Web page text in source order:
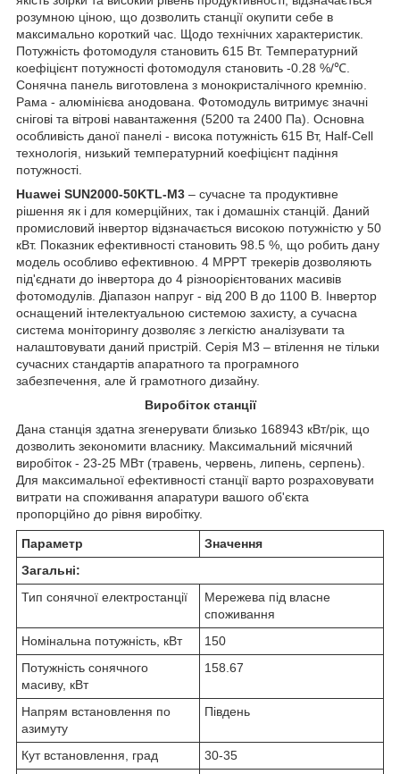
розумною ціною, що дозволить станції окупити себе в
максимально короткий час. Щодо технічних характеристик.
Потужність фотомодуля становить 615 Вт. Температурний
коефіцієнт потужності фотомодуля становить -0.28 %/℃.
Сонячна панель виготовлена з монокристалічного кремнію.
Рама - алюмінієва анодована. Фотомодуль витримує значні
снігові та вітрові навантаження (5200 та 2400 Па). Основна
особливість даної панелі - висока потужність 615 Вт, Half-Cell
технологія, низький температурний коефіцієнт падіння
потужності.
Huawei SUN2000-50KTL-M3 – сучасне та продуктивне
рішення як і для комерційних, так і домашніх станцій. Даний
промисловий інвертор відзначається високою потужністю у 50
кВт. Показник ефективності становить 98.5 %, що робить дану
модель особливо ефективною. 4 MPPT трекерів дозволяють
під'єднати до інвертора до 4 різноорієнтованих масивів
фотомодулів. Діапазон напруг - від 200 В до 1100 В. Інвертор
оснащений інтелектуальною системою захисту, а сучасна
система моніторингу дозволяє з легкістю аналізувати та
налаштовувати даний пристрій. Серія M3 – втілення не тільки
сучасних стандартів апаратного та програмного
забезпечення, але й грамотного дизайну.
Виробіток станції
Дана станція здатна згенерувати близько 168943 кВт/рік, що
дозволить зекономити власнику. Максимальний місячний
виробіток - 23-25 МВт (травень, червень, липень, серпень).
Для максимальної ефективності станції варто розраховувати
витрати на споживання апаратури вашого об'єкта
пропорційно до рівня виробітку.
Параметр
Значення
Загальні:
Тип сонячної електростанції
Мережева під власне
споживання
Номінальна потужність, кВт
150
Потужність сонячного
масиву, кВт
158.67
Напрям встановлення по
азимуту
Південь
Кут встановлення, град
30-35